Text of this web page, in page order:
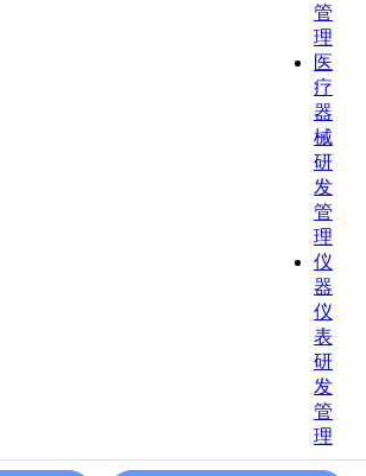
管
理
医
疗
器
械
研
发
管
理
仪
器
仪
表
研
发
管
理